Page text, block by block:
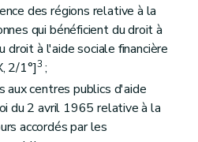
des régions relative à la
qui bénéficient du droit à
droit à l'aide sociale financière
2/1°]3 ;
centres publics d'aide
du 2 avril 1965 relative à la
accordés par les